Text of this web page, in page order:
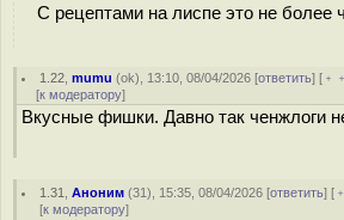
С рецептами на лиспе это не более
1.22 ,mumu (ok), 13:10, 08/04/2026 [ответить] [
[к модератору]
Вкусные фишки. Давно так ченжлоги
1.31 ,Аноним (31), 15:35, 08/04/2026 [ответить] [
[к модератору]